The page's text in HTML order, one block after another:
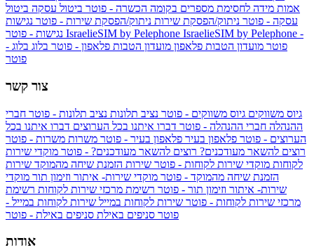
אמות מידה לחסימת מספרים בקומה הכשרה - פוטר ביטול עסקה ביטול
עסקה - פוטר ניתוק/הפסקת שירות ניתוק/הפסקת שירות - פוטר נגישות
IsraelieSIM by Pelephone IsraelieSIM by Pelephone -
פוטר מועדון הטבות פלאפון מועדון הטבות פלאפון - פוטר בלוג בלוג -
פוטר
צור קשר
גיוס משווקים גיוס משווקים - פוטר נציב תלונות נציב תלונות - פוטר חברי
ההנהלה חברי ההנהלה - פוטר דברו איתנו בכל הערוצים דברו איתנו בכל
הערוצים - פוטר פלאפון בעיר פלאפון בעיר - פוטר משרות משרות - פוטר
רוצים להשאר מעודכנים? רוצים להשאר מעודכנים? - פוטר מוקדי שירות
לקוחות מוקדי שירות לקוחות - פוטר שירות הזמנת שיחה מהמוקד שירות
הזמנת שיחה מהמוקד - פוטר מוקדי שירות- איתור וזימון תור מוקדי
שירות- איתור וזימון תור - פוטר רשימת מרכזי שירות לקוחות רשימת
מרכזי שירות לקוחות - פוטר שירות לקוחות במייל שירות לקוחות במייל -
פוטר סניפים באילת סניפים באילת - פוטר
אודות